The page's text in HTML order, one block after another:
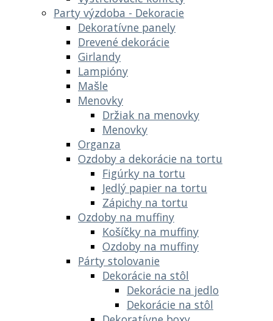
Party výzdoba - Dekoracie
Dekoratívne panely
Drevené dekorácie
Girlandy
Lampióny
Mašle
Menovky
Držiak na menovky
Menovky
Organza
Ozdoby a dekorácie na tortu
Figúrky na tortu
Jedlý papier na tortu
Zápichy na tortu
Ozdoby na muffiny
Košíčky na muffiny
Ozdoby na muffiny
Párty stolovanie
Dekorácie na stôl
Dekorácie na jedlo
Dekorácie na stôl